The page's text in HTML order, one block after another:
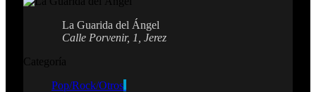
La Guarida del Ángel
Calle Porvenir, 1, Jerez
Categoría
Pop/Rock/Otros